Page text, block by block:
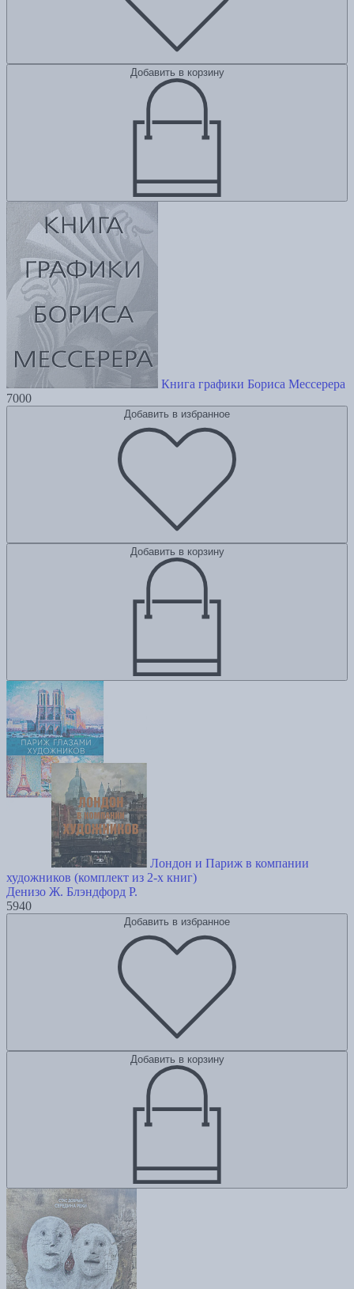
Добавить в корзину
Книга графики Бориса Мессерера
7000
Добавить в избранное
Добавить в корзину
Лондон и Париж в компании
художников (комплект из 2-х книг)
Денизо Ж. Блэндфорд Р.
5940
Добавить в избранное
Добавить в корзину